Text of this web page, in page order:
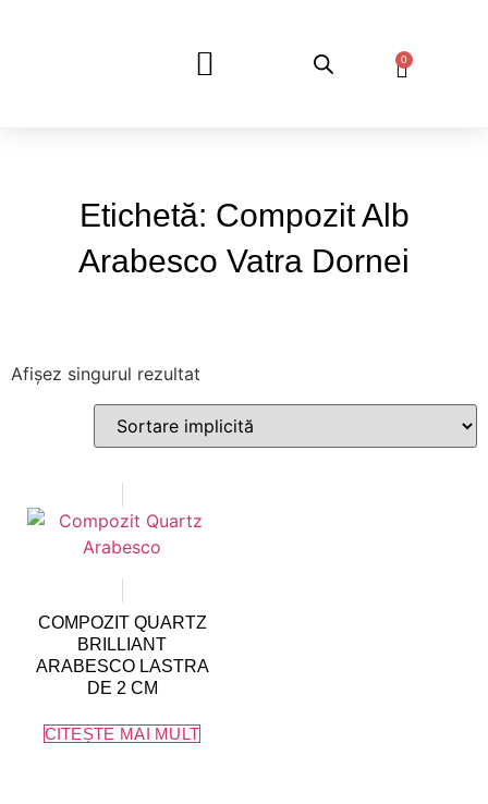
0
Etichetă: Compozit Alb
Arabesco Vatra Dornei
Afișez singurul rezultat
COMPOZIT QUARTZ
BRILLIANT
ARABESCO LASTRA
DE 2 CM
CITEȘTE MAI MULT